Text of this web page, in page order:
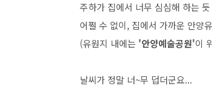
주하가 집에서 너무 심심해 하는
어쩔 수 없이, 집에서 가까운 안양
(유원지 내에는 '안양예술공원'이
날씨가 정말 너~무 덥더군요...